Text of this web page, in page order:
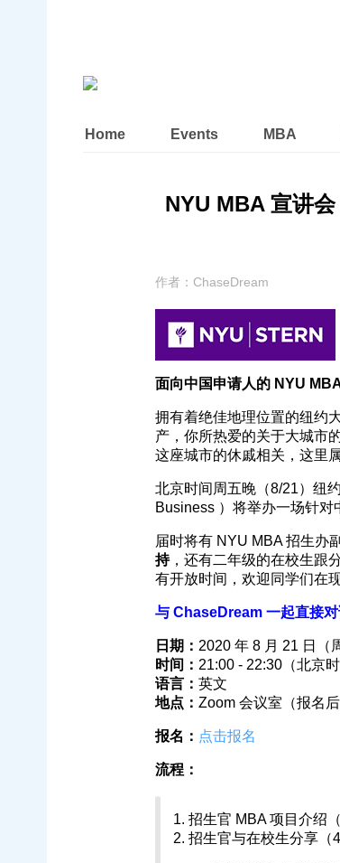
Home Events MBA
NYU MBA 宣讲
作者： ChaseDream
面向中国申请人的 NYU
拥有着绝佳地理位置的纽约
产，你所热爱的关于大城市
这座城市的休戚相关，这里
北京时间周五晚（8/21）纽
Business ）将举办一场针对
届时将有 NYU MBA 招生办
持，还有二年级的在校生跟
有开放时间，欢迎同学们在
与 ChaseDream 一起直接
日期： 2020 年 8 月 21 日（
时间： 21:00 - 22:30（北京时
语言： 英文
地点： Zoom 会议室（报名后
报名： 点击报名
流程：
1. 招生官 MBA 项目介绍
2. 招生官与在校生分享（